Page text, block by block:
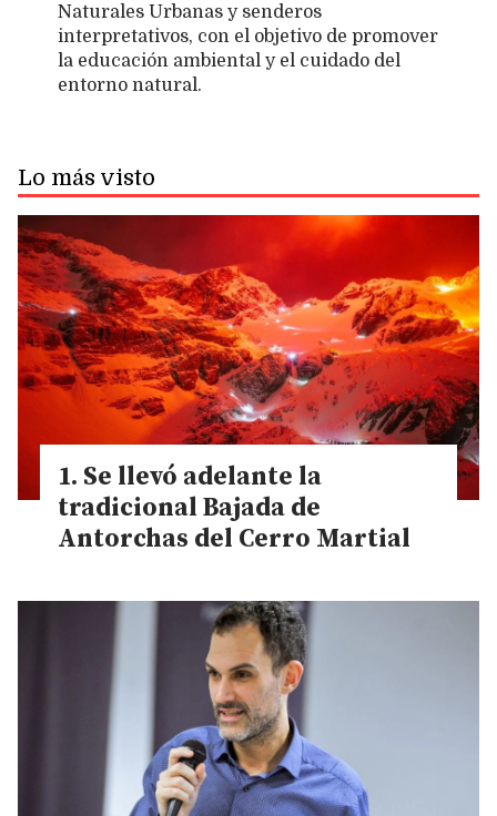
Naturales Urbanas y senderos
interpretativos, con el objetivo de promover
la educación ambiental y el cuidado del
entorno natural.
Lo más visto
Se llevó adelante la
tradicional Bajada de
Antorchas del Cerro Martial